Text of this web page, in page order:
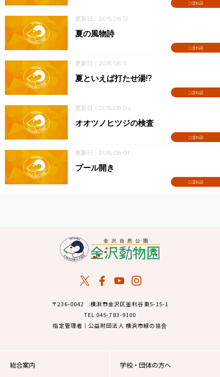
こぼれ話
更新日：2015.08.13
こぼれ話
夏の風物詩
更新日：2015.08.11
こぼれ話
夏といえば打たせ湯!?
更新日：2015.08.04
こぼれ話
オオツノヒツジの検査
更新日：2015.08.01
こぼれ話
プール開き
〒236-0042 横浜市金沢区釜利谷東5-15-1
TEL 045-783-9100
指定管理者｜公益財団法人 横浜市緑の協会
総合案内
学校・団体の方へ